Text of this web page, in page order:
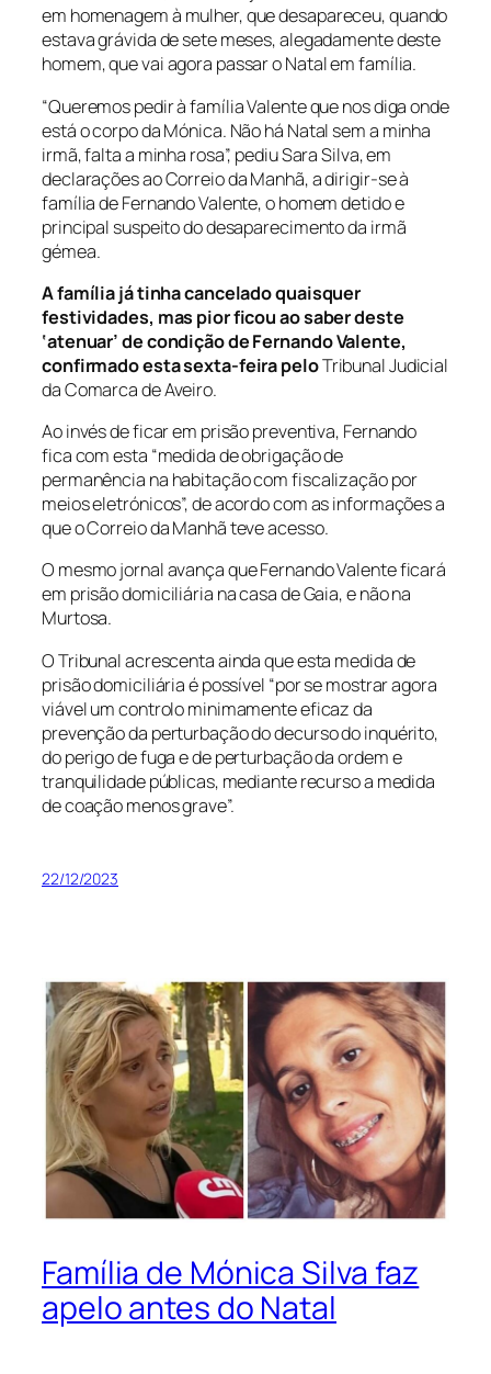
em homenagem à mulher, que desapareceu, quando
estava grávida de sete meses, alegadamente deste
homem, que vai agora passar o Natal em família.
“Queremos pedir à família Valente que nos diga onde
está o corpo da Mónica. Não há Natal sem a minha
irmã, falta a minha rosa”, pediu Sara Silva, em
declarações ao Correio da Manhã, a dirigir-se à
família de Fernando Valente, o homem detido e
principal suspeito do desaparecimento da irmã
gémea.
A família já tinha cancelado quaisquer
festividades, mas pior ficou ao saber deste
‘atenuar’ de condição de Fernando Valente,
confirmado esta sexta-feira peloTribunal Judicial
da Comarca de Aveiro.
Ao invés de ficar em prisão preventiva, Fernando
fica com esta “medida de obrigação de
permanência na habitação com fiscalização por
meios eletrónicos”, de acordo com as informações a
que o Correio da Manhã teve acesso.
O mesmo jornal avança que Fernando Valente ficará
em prisão domiciliária na casa de Gaia, e não na
Murtosa.
O Tribunal acrescenta ainda que esta medida de
prisão domiciliária é possível “por se mostrar agora
viável um controlo minimamente eficaz da
prevenção da perturbação do decurso do inquérito,
do perigo de fuga e de perturbação da ordem e
tranquilidade públicas, mediante recurso a medida
de coação menos grave”.
22/12/2023
Família de Mónica Silva faz
apelo antes do Natal